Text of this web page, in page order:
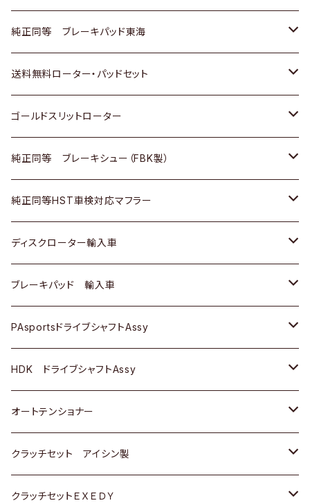
スバル
日野
三菱ふそう
ＢＭＷ
三菱
日野
三菱ふそう
日野
三菱ふそう
その他
マツダ
三菱
スバル
いすゞ
ダイハツ
マツダ
三菱
スバル
ダイハツ
マツダ
三菱
スズキ
日産
ダイハツ
マツダ
三菱
スバル
ホンダ
スズキ
日産
いすゞ
ダイハツ
マツダ
三菱
スバル
ＢＥＮＺ
トヨタ
ホンダ
スズキ
日産
ダイハツ
マツダ
三菱
スバル
純正同等 ブレーキパッド東海
トヨタ
ホンダ
日産
いすゞ
ダイハツ
マツダ
三菱
スバル
送料無料ローター・パッドセット
トヨタ
ホンダ
スズキ
日産
ダイハツ
マツダ
三菱
スバル
ゴールドスリットローター
トヨタ
ホンダ
スズキ
日産
ダイハツ
マツダ
三菱
スバル
純正同等 ブレーキシュー（FBK製）
ホンダ
スズキ
日産
ダイハツ
マツダ
三菱
スバル
純正同等HST車検対応マフラー
トヨタ
ホンダ
スズキ
日産
いすゞ
ダイハツ
マツダ
ディスクローター輸入車
ＡＵＤＩ
ＢＥＮＺ
ＢＭＷ
GOLF
ＷＡＧＥＮ
アストロ（シボレー）
ブレーキパッド 輸入車
ＢＥＮＺ
ＢＭＷ
ＷＡＧＥＮ
ＶＯＬＶＯ
PAsportsドライブシャフトAssy
トヨタ
ホンダ
スズキ
日産
HDK ドライブシャフトAssy
スズキ
ダイハツ
日産
オートテンショナー
トヨタ
クラッチセット アイシン製
ホンダ
クラッチセットＥＸＥＤＹ